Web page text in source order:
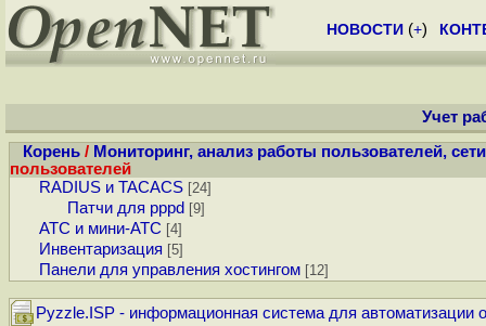
НОВОСТИ (+)
Учет
Корень / Мониторинг, анализ работы пользователей,
пользователей
RADIUS и TACACS [24]
Патчи для pppd [9]
АТС и мини-АТС [4]
Инвентаризация [5]
Панели для управления хостингом [12]
Pyzzle.ISP - информационная система для автоматизации